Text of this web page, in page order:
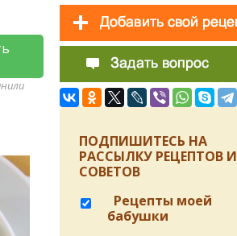
ПОДПИШИТЕСЬ НА
РАССЫЛКУ РЕЦЕПТОВ И
СОВЕТОВ
Рецепты моей
бабушки